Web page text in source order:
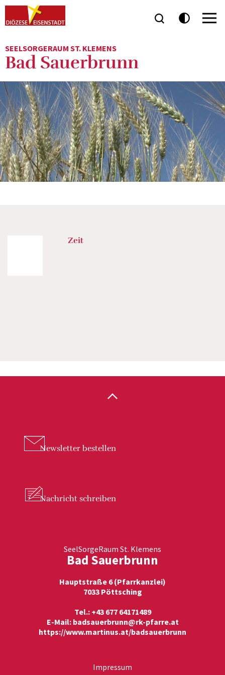
SEELSORGERAUM ST. KLEMENS
Bad Sauerbrunn
Zeit
Newsletter bestellen
Nachricht schreiben
SeelSorgeRaum St. Klemens
Bad Sauerbrunn
Hauptstraße 6 (Pfarrkanzlei)
7033 Pöttsching
Tel.: +43 677 64171489
E-Mail: badsauerbrunn@rk-pfarre.at
https://www.martinus.at/badsauerbrunn
Impressum